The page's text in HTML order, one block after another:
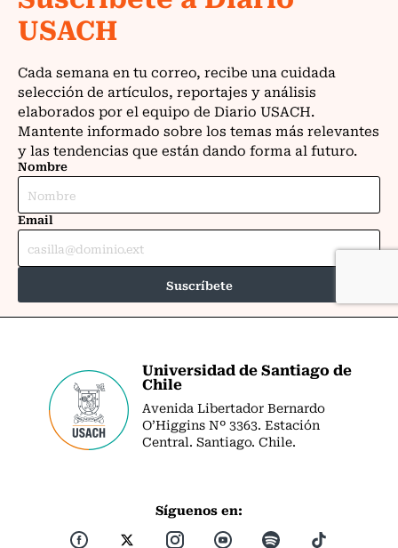
Universidad de Santiago de
Chile
Avenida Libertador Bernardo
O’Higgins Nº 3363. Estación
Central. Santiago. Chile.
Síguenos en: